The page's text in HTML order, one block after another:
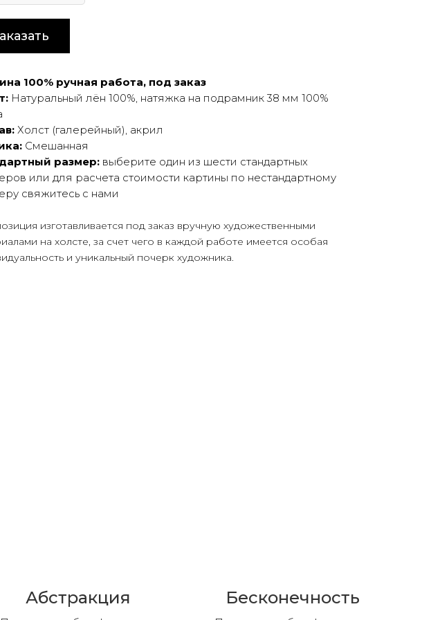
100% ручная работа, под заказ
Натуральный лён 100%, натяжка на подрамник 38 мм 100%
Холст (галерейный), акрил
Смешанная
размер: выберите один из шести стандартных
или для расчета стоимости картины по нестандартному
свяжитесь с нами
изготавливается под заказ вручную художественными
на холсте, за счет чего в каждой работе имеется особая
и уникальный почерк художника.
Абстракция Бесконечность